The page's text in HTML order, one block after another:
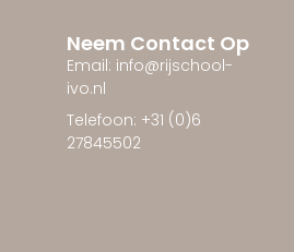
Neem Contact Op
Email: info@rijschool-
ivo.nl
Telefoon: +31 (0)6
27845502